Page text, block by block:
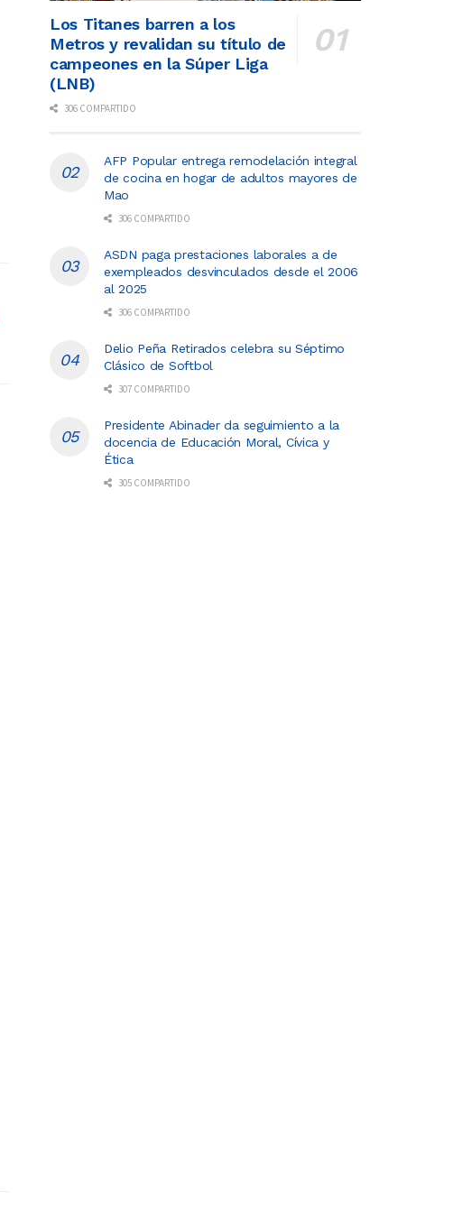
Los Titanes barren a los
Metros y revalidan su título de
campeones en la Súper Liga
(LNB)
306 COMPARTIDO
AFP Popular entrega remodelación integral
de cocina en hogar de adultos mayores de
Mao
306 COMPARTIDO
ASDN paga prestaciones laborales a de
exempleados desvinculados desde el 2006
al 2025
306 COMPARTIDO
Delio Peña Retirados celebra su Séptimo
Clásico de Softbol
307 COMPARTIDO
Presidente Abinader da seguimiento a la
docencia de Educación Moral, Cívica y
Ética
305 COMPARTIDO